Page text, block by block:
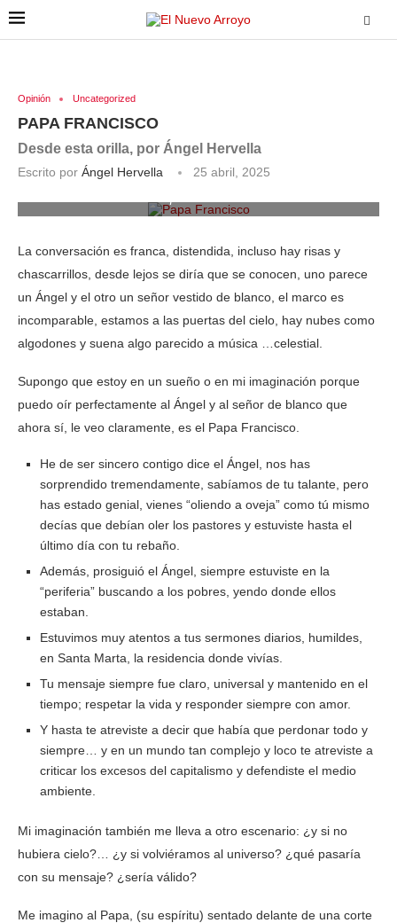
Opinión Uncategorized
PAPA FRANCISCO
Desde esta orilla, por Ángel Hervella
Escrito por Ángel Hervella
25 abril, 2025
La conversación es franca, distendida, incluso hay risas y
chascarrillos, desde lejos se diría que se conocen, uno parece
un Ángel y el otro un señor vestido de blanco, el marco es
incomparable, estamos a las puertas del cielo, hay nubes como
algodones y suena algo parecido a música …celestial.
Supongo que estoy en un sueño o en mi imaginación porque
puedo oír perfectamente al Ángel y al señor de blanco que
ahora sí, le veo claramente, es el Papa Francisco.
He de ser sincero contigo dice el Ángel, nos has
sorprendido tremendamente, sabíamos de tu talante, pero
has estado genial, vienes “oliendo a oveja” como tú mismo
decías que debían oler los pastores y estuviste hasta el
último día con tu rebaño.
Además, prosiguió el Ángel, siempre estuviste en la
“periferia” buscando a los pobres, yendo donde ellos
estaban.
Estuvimos muy atentos a tus sermones diarios, humildes,
en Santa Marta, la residencia donde vivías.
Tu mensaje siempre fue claro, universal y mantenido en el
tiempo; respetar la vida y responder siempre con amor.
Y hasta te atreviste a decir que había que perdonar todo y
siempre… y en un mundo tan complejo y loco te atreviste a
criticar los excesos del capitalismo y defendiste el medio
ambiente.
Mi imaginación también me lleva a otro escenario: ¿y si no
hubiera cielo?… ¿y si volviéramos al universo? ¿qué pasaría
con su mensaje? ¿sería válido?
Me imagino al Papa, (su espíritu) sentado delante de una corte